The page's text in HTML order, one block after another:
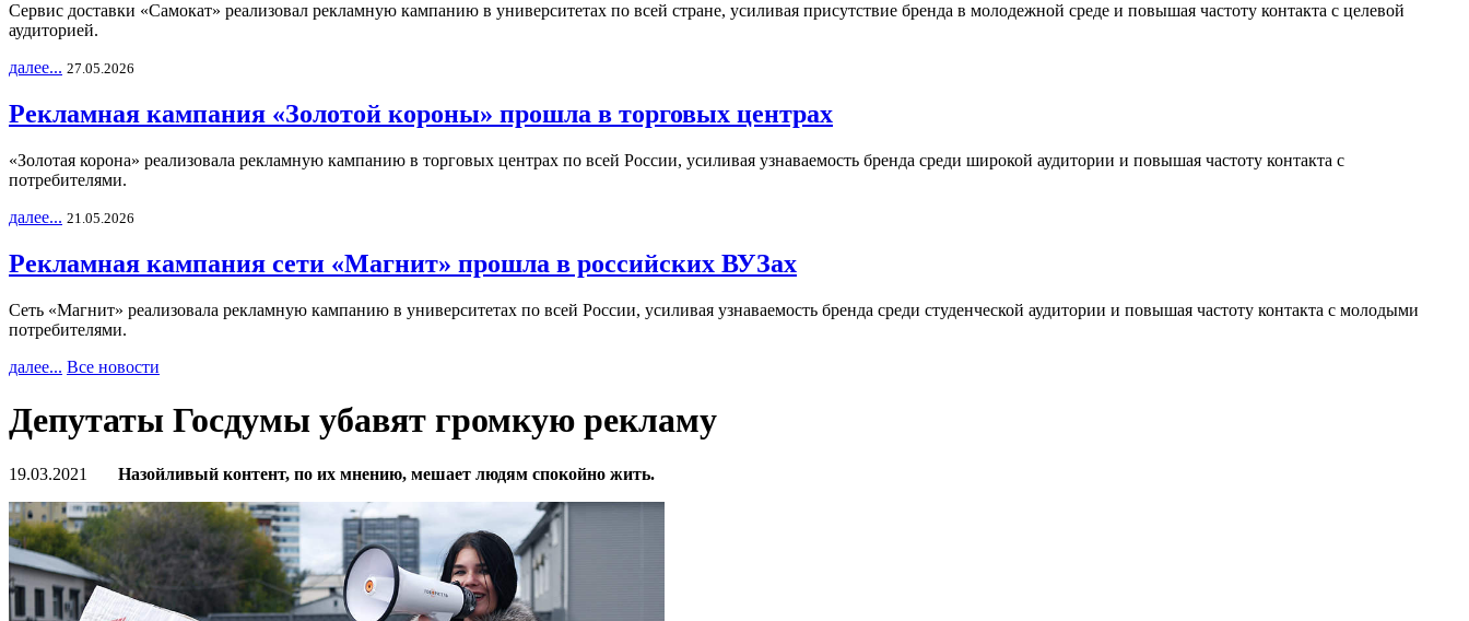
Сервис доставки «Самокат» реализовал рекламную кампанию в университетах по всей стране, усиливая присутствие бренда в молодежной среде и повышая частоту контакта с целевой
аудиторией.
далее... 27.05.2026
Рекламная кампания «Золотой короны» прошла в торговых центрах
«Золотая корона» реализовала рекламную кампанию в торговых центрах по всей России, усиливая узнаваемость бренда среди широкой аудитории и повышая частоту контакта с
потребителями.
далее... 21.05.2026
Рекламная кампания сети «Магнит» прошла в российских ВУЗах
Сеть «Магнит» реализовала рекламную кампанию в университетах по всей России, усиливая узнаваемость бренда среди студенческой аудитории и повышая частоту контакта с молодыми
потребителями.
далее... Все новости
Депутаты Госдумы убавят громкую рекламу
19.03.2021 Назойливый контент, по их мнению, мешает людям спокойно жить.